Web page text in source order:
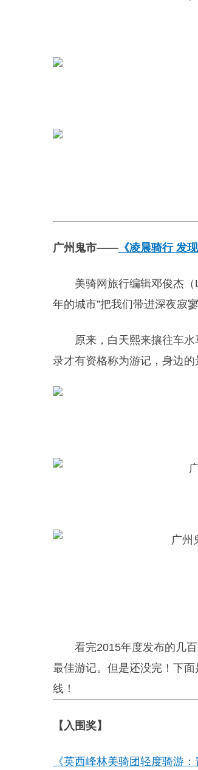
广州鬼市—— 《凌晨骑行 发
美骑网旅行编辑邓俊杰
年的城市”把我们带进深夜寂
原来，白天熙来攘往车
录才有资格称为游记，身边的
看完2015年度发布的几
最佳游记。但是还没完！下
线！
【入围奖】
《英西峰林美骑团轻度骑游：